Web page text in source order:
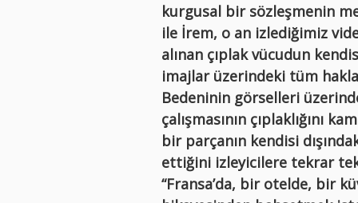
kurgusal bir sözleşmenin
ile İrem, o an izlediğimiz
alınan çıplak vücudun
imajlar üzerindeki tüm
Bedeninin görselleri
çalışmasının çıplaklığını
bir parçanın kendisi
ettiğini izleyicilere tekrar
“Fransa’da, bir otelde, bir